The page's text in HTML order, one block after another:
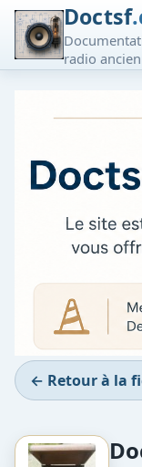
Doctsf
radio
← Retour à la